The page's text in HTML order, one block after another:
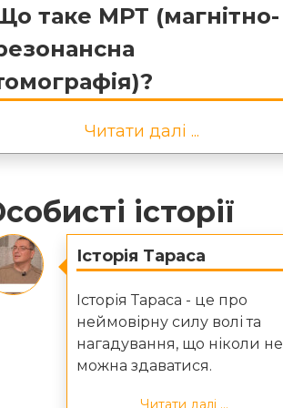
таке МРТ (магнітно-
Читати далі ...
історії
Історія Тараса
Історія Тараса - це про
неймовірну силу волі та
нагадування, що ніколи не
можна здаватися.
Читати далі ...